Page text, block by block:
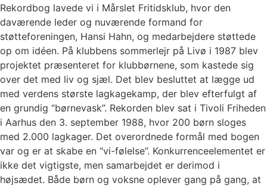
Rekordbog lavede vi i Mårslet Fritidsklub, hvor den
daværende leder og nuværende formand for
støtteforeningen, Hansi Hahn, og medarbejdere støttede
op om idéen. På klubbens sommerlejr på Livø i 1987 blev
projektet præsenteret for klubbørnene, som kastede sig
over det med liv og sjæl. Det blev besluttet at lægge ud
med verdens største lagkagekamp, der blev efterfulgt af
en grundig “børnevask”. Rekorden blev sat i Tivoli Friheden
i Aarhus den 3. september 1988, hvor 200 børn sloges
med 2.000 lagkager. Det overordnede formål med bogen
var og er at skabe en “vi-følelse”. Konkurrenceelementet er
ikke det vigtigste, men samarbejdet er derimod i
højsædet. Både børn og voksne oplever gang på gang, at